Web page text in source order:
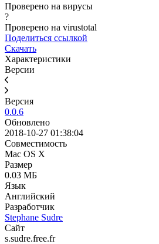
Проверено на вирусы
?
Проверено на virustotal
Поделиться ссылкой
Скачать
Характеристики
Версии
Версия
0.0.6
Обновлено
2018-10-27 01:38:04
Совместимость
Mac OS X
Размер
0.03 МБ
Язык
Английский
Разработчик
Stephane Sudre
Сайт
s.sudre.free.fr